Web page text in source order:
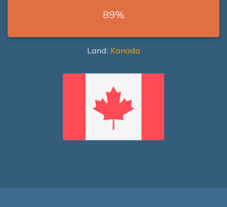
89%
Land: Kanada